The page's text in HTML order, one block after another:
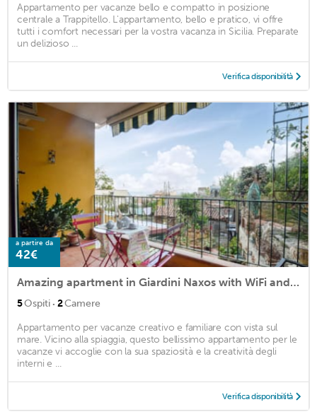
Appartamento per vacanze bello e compatto in posizione
centrale a Trappitello. L'appartamento, bello e pratico, vi offre
tutti i comfort necessari per la vostra vacanza in Sicilia. Preparate
un delizioso ...
Verifica disponibilità
a partire da
42€
Amazing apartment in Giardini Naxos with WiFi and 2 Bedrooms
5Ospiti · 2Camere
Appartamento per vacanze creativo e familiare con vista sul
mare. Vicino alla spiaggia, questo bellissimo appartamento per le
vacanze vi accoglie con la sua spaziosità e la creatività degli
interni e ...
Verifica disponibilità